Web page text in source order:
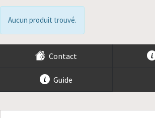
Aucun produit trouvé.
Contact
Guide